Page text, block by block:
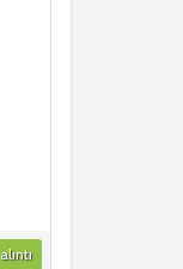
alıntı